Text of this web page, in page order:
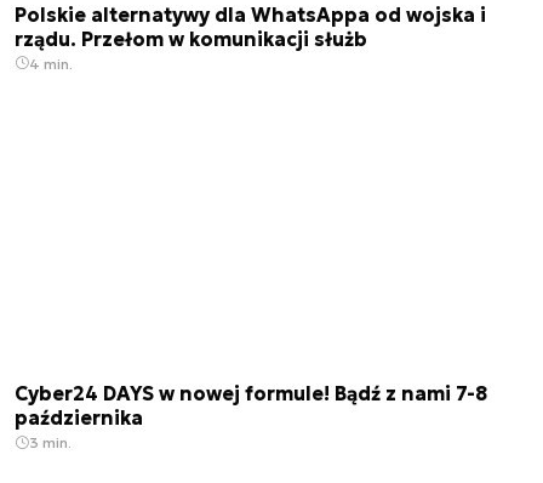
Polskie alternatywy dla WhatsAppa od wojska i
rządu. Przełom w komunikacji służb
4 min.
Cyber24 DAYS w nowej formule! Bądź z nami 7-8
października
3 min.